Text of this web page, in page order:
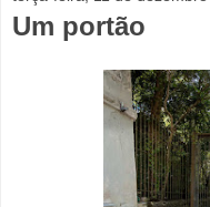
Um portão